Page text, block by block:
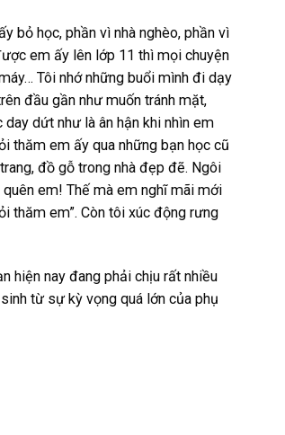
bỏ học, phần vì nhà nghèo, phần vì
em ấy lên lớp 11 thì mọi chuyện
Tôi nhớ những buổi mình đi dạy
đầu gần như muốn tránh mặt,
dứt như là ân hận khi nhìn em
thăm em ấy qua những bạn học cũ
đồ gỗ trong nhà đẹp đẽ. Ngôi
em! Thế mà em nghĩ mãi mới
thăm em”. Còn tôi xúc động rưng
hiện nay đang phải chịu rất nhiều
từ sự kỳ vọng quá lớn của phụ